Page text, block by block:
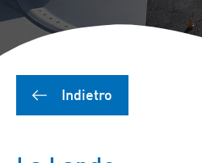
Indietro